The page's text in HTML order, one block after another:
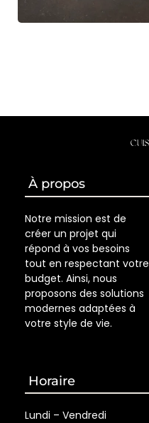
À propos
Notre mission est de
créer un projet qui
répond à vos besoins
tout en respectant votre
budget. Ainsi, nous
proposons des solutions
modernes adaptées à
votre style de vie.
Horaire
Lundi – Vendredi